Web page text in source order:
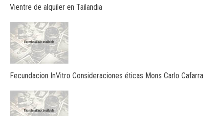
Vientre de alquiler en Tailandia
Fecundacion InVitro Consideraciones éticas Mons Carlo Cafarra